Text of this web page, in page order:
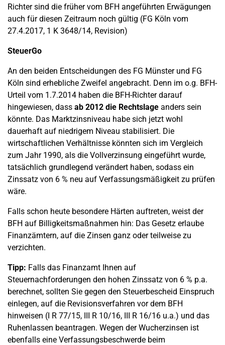
Richter sind die früher vom BFH angeführten Erwägungen
auch für diesen Zeitraum noch gültig (FG Köln vom
27.4.2017, 1 K 3648/14, Revision)
SteuerGo
An den beiden Entscheidungen des FG Münster und FG
Köln sind erhebliche Zweifel angebracht. Denn im o.g. BFH-
Urteil vom 1.7.2014 haben die BFH-Richter darauf
hingewiesen, dass ab 2012 die Rechtslage anders sein
könnte. Das Marktzinsniveau habe sich jetzt wohl
dauerhaft auf niedrigem Niveau stabilisiert. Die
wirtschaftlichen Verhältnisse könnten sich im Vergleich
zum Jahr 1990, als die Vollverzinsung eingeführt wurde,
tatsächlich grundlegend verändert haben, sodass ein
Zinssatz von 6 % neu auf Verfassungsmäßigkeit zu prüfen
wäre.
Falls schon heute besondere Härten auftreten, weist der
BFH auf Billigkeitsmaßnahmen hin: Das Gesetz erlaube
Finanzämtern, auf die Zinsen ganz oder teilweise zu
verzichten.
Tipp: Falls das Finanzamt Ihnen auf
Steuernachforderungen den hohen Zinssatz von 6 % p.a.
berechnet, sollten Sie gegen den Steuerbescheid Einspruch
einlegen, auf die Revisionsverfahren vor dem BFH
hinweisen (I R 77/15, III R 10/16, III R 16/16 u.a.) und das
Ruhenlassen beantragen. Wegen der Wucherzinsen ist
ebenfalls eine Verfassungsbeschwerde beim